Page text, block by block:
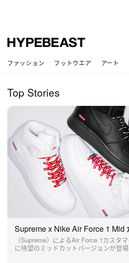
ファッション フットウエア アート
Top Stories
Supreme x Nike Air Force 1 Mid
〈Supreme〉によるAir Force 1カスタ
に待望のミッドカットバージョンが登場